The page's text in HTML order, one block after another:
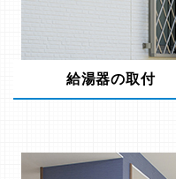
給湯器の取付